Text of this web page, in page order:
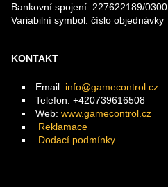
Bankovní spojení: 227622189/0300
Variabilní symbol: číslo objednávky
KONTAKT
Email: info@gamecontrol.cz
Telefon: +420739616508
Web: www.gamecontrol.cz
Reklamace
Dodací podmínky